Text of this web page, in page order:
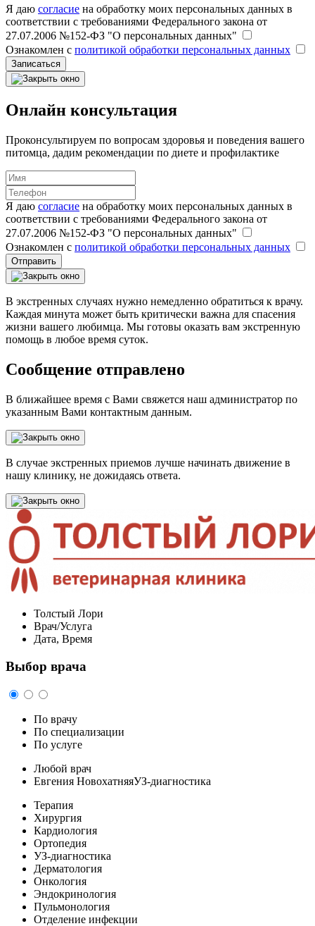
Я даю согласие на обработку моих персональных данных в
соответствии с требованиями Федерального закона от
27.07.2006 №152-ФЗ "О персональных данных"
Ознакомлен с политикой обработки персональных данных
Записаться
Онлайн консультация
Проконсультируем по вопросам здоровья и поведения вашего
питомца, дадим рекомендации по диете и профилактике
Я даю согласие на обработку моих персональных данных в
соответствии с требованиями Федерального закона от
27.07.2006 №152-ФЗ "О персональных данных"
Ознакомлен с политикой обработки персональных данных
Отправить
В экстренных случаях нужно немедленно обратиться к врачу.
Каждая минута может быть критически важна для спасения
жизни вашего любимца. Мы готовы оказать вам экстренную
помощь в любое время суток.
Сообщение отправлено
В ближайшее время с Вами свяжется наш администратор по
указанным Вами контактным данным.
В случае экстренных приемов лучше начинать движение в
нашу клинику, не дожидаясь ответа.